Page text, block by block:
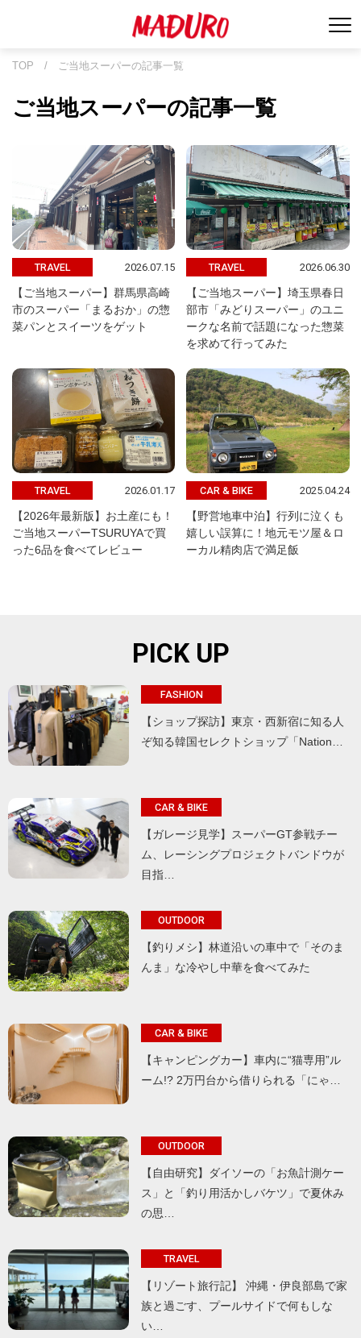
TOP / ご当地スーパーの記事一覧
ご当地スーパーの記事一覧
TRAVEL 2026.07.15
【ご当地スーパー】群馬県高崎
市のスーパー「まるおか」の惣
菜パンとスイーツをゲット
TRAVEL 2026.06.30
【ご当地スーパー】埼玉県春日
部市「みどりスーパー」のユニ
ークな名前で話題になった惣菜
を求めて行ってみた
TRAVEL 2026.01.17
【2026年最新版】お土産にも！
ご当地スーパーTSURUYAで買
った6品を食べてレビュー
CAR & BIKE 2025.04.24
【野営地車中泊】行列に泣くも
嬉しい誤算に！地元モツ屋＆ロ
ーカル精肉店で満足飯
PICK UP
FASHION
【ショップ探訪】東京・西新宿に知る人
ぞ知る韓国セレクトショップ「Nation…
CAR & BIKE
【ガレージ見学】スーパーGT参戦チー
ム、レーシングプロジェクトバンドウが
目指…
OUTDOOR
【釣りメシ】林道沿いの車中で「そのま
んま」な冷やし中華を食べてみた
CAR & BIKE
【キャンピングカー】車内に“猫専用”ル
ーム!? 2万円台から借りられる「にゃ…
OUTDOOR
【自由研究】ダイソーの「お魚計測ケー
ス」と「釣り用活かしバケツ」で夏休み
の思…
TRAVEL
【リゾート旅行記】 沖縄・伊良部島で家
族と過ごす、プールサイドで何もしな
い…